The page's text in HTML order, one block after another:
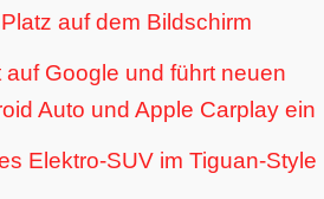
auf dem Bildschirm
Google und führt neuen
Auto und Apple Carplay ein
Elektro-SUV im Tiguan-Style